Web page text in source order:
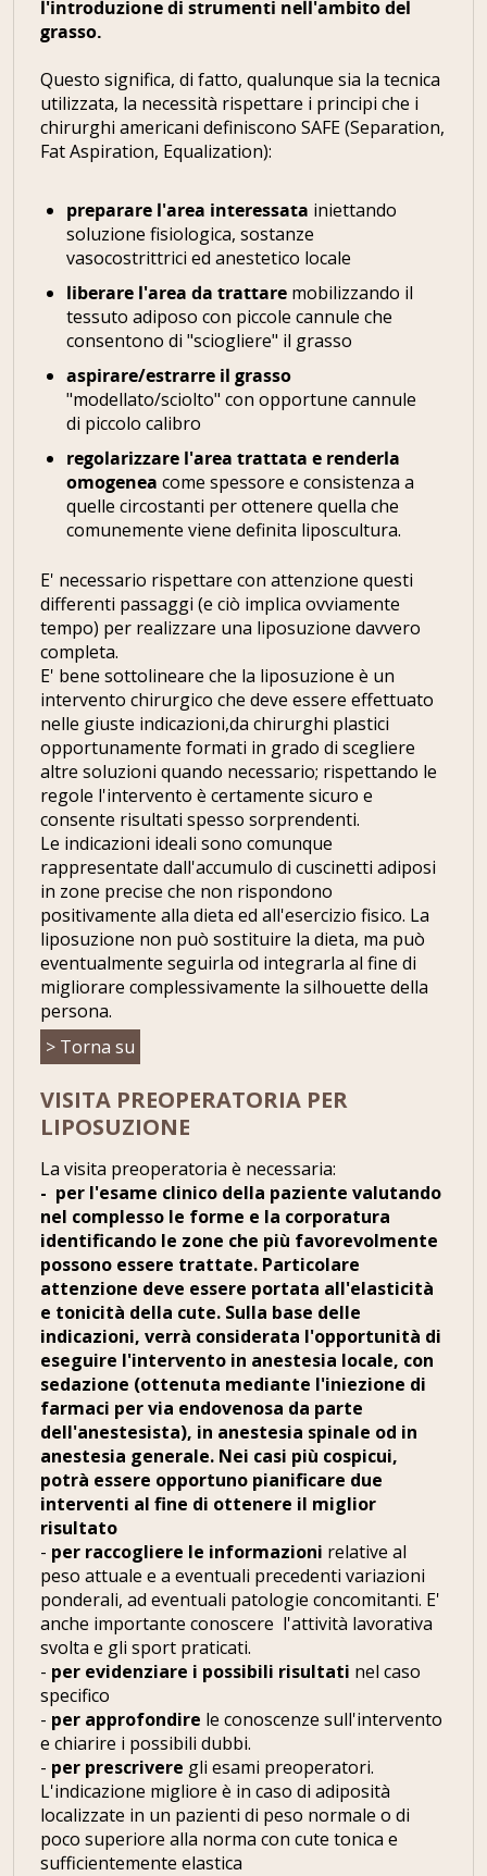
l'introduzione di strumenti nell'ambito del
grasso.
Questo significa, di fatto, qualunque sia la tecnica
utilizzata, la necessità rispettare i principi che i
chirurghi americani definiscono SAFE (Separation,
Fat Aspiration, Equalization):
preparare l'area interessata iniettando
soluzione fisiologica, sostanze
vasocostrittrici ed anestetico locale
liberare l'area da trattare mobilizzando il
tessuto adiposo con piccole cannule che
consentono di "sciogliere" il grasso
aspirare/estrarre il grasso
"modellato/sciolto" con opportune cannule
di piccolo calibro
regolarizzare l'area trattata e renderla
omogenea come spessore e consistenza a
quelle circostanti per ottenere quella che
comunemente viene definita liposcultura.
E' necessario rispettare con attenzione questi
differenti passaggi (e ciò implica ovviamente
tempo) per realizzare una liposuzione davvero
completa.
E' bene sottolineare che la liposuzione è un
intervento chirurgico che deve essere effettuato
nelle giuste indicazioni,da chirurghi plastici
opportunamente formati in grado di scegliere
altre soluzioni quando necessario; rispettando le
regole l'intervento è certamente sicuro e
consente risultati spesso sorprendenti.
Le indicazioni ideali sono comunque
rappresentate dall'accumulo di cuscinetti adiposi
in zone precise che non rispondono
positivamente alla dieta ed all'esercizio fisico. La
liposuzione non può sostituire la dieta, ma può
eventualmente seguirla od integrarla al fine di
migliorare complessivamente la silhouette della
persona.
> Torna su
VISITA PREOPERATORIA PER
LIPOSUZIONE
La visita preoperatoria è necessaria:
- per l'esame clinico della paziente valutando
nel complesso le forme e la corporatura
identificando le zone che più favorevolmente
possono essere trattate. Particolare
attenzione deve essere portata all'elasticità
e tonicità della cute. Sulla base delle
indicazioni, verrà considerata l'opportunità di
eseguire l'intervento in anestesia locale, con
sedazione (ottenuta mediante l'iniezione di
farmaci per via endovenosa da parte
dell'anestesista), in anestesia spinale od in
anestesia generale. Nei casi più cospicui,
potrà essere opportuno pianificare due
interventi al fine di ottenere il miglior
risultato
- per raccogliere le informazioni relative al
peso attuale e a eventuali precedenti variazioni
ponderali, ad eventuali patologie concomitanti. E'
anche importante conoscere l'attività lavorativa
svolta e gli sport praticati.
- per evidenziare i possibili risultati nel caso
specifico
- per approfondire le conoscenze sull'intervento
e chiarire i possibili dubbi.
- per prescrivere gli esami preoperatori.
L'indicazione migliore è in caso di adiposità
localizzate in un pazienti di peso normale o di
poco superiore alla norma con cute tonica e
sufficientemente elastica